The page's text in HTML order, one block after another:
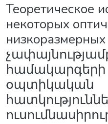
Теоретическое
некоторых
համակարգերի
օպտիկական